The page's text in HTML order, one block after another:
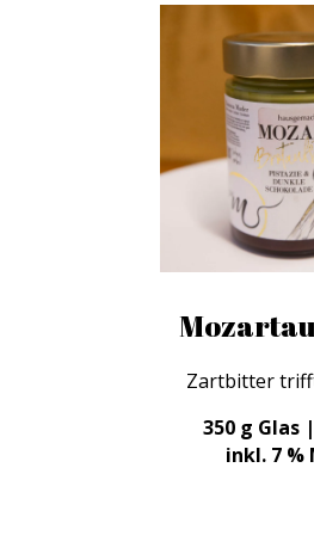
Zartbitter
350 g Glas
inkl. 7 %